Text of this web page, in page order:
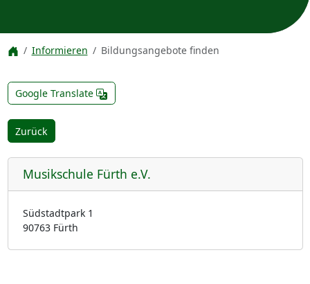
Informieren Bildungsangebote finden
Google Translate
Zurück
Musikschule Fürth e.V.
Südstadtpark 1
90763 Fürth